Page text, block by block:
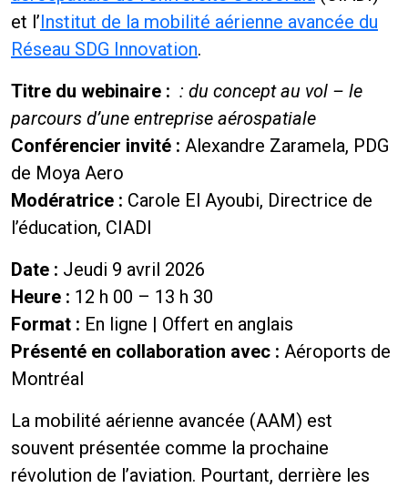
et l’Institut de la mobilité aérienne avancée du
Réseau SDG Innovation.
Titre du webinaire : : du concept au vol – le
parcours d’une entreprise aérospatiale
Conférencier invité : Alexandre Zaramela, PDG
de Moya Aero
Modératrice : Carole El Ayoubi, Directrice de
l’éducation, CIADI
Date : Jeudi 9 avril 2026
Heure : 12 h 00 – 13 h 30
Format : En ligne | Offert en anglais
Présenté en collaboration avec : Aéroports de
Montréal
La mobilité aérienne avancée (AAM) est
souvent présentée comme la prochaine
révolution de l’aviation. Pourtant, derrière les